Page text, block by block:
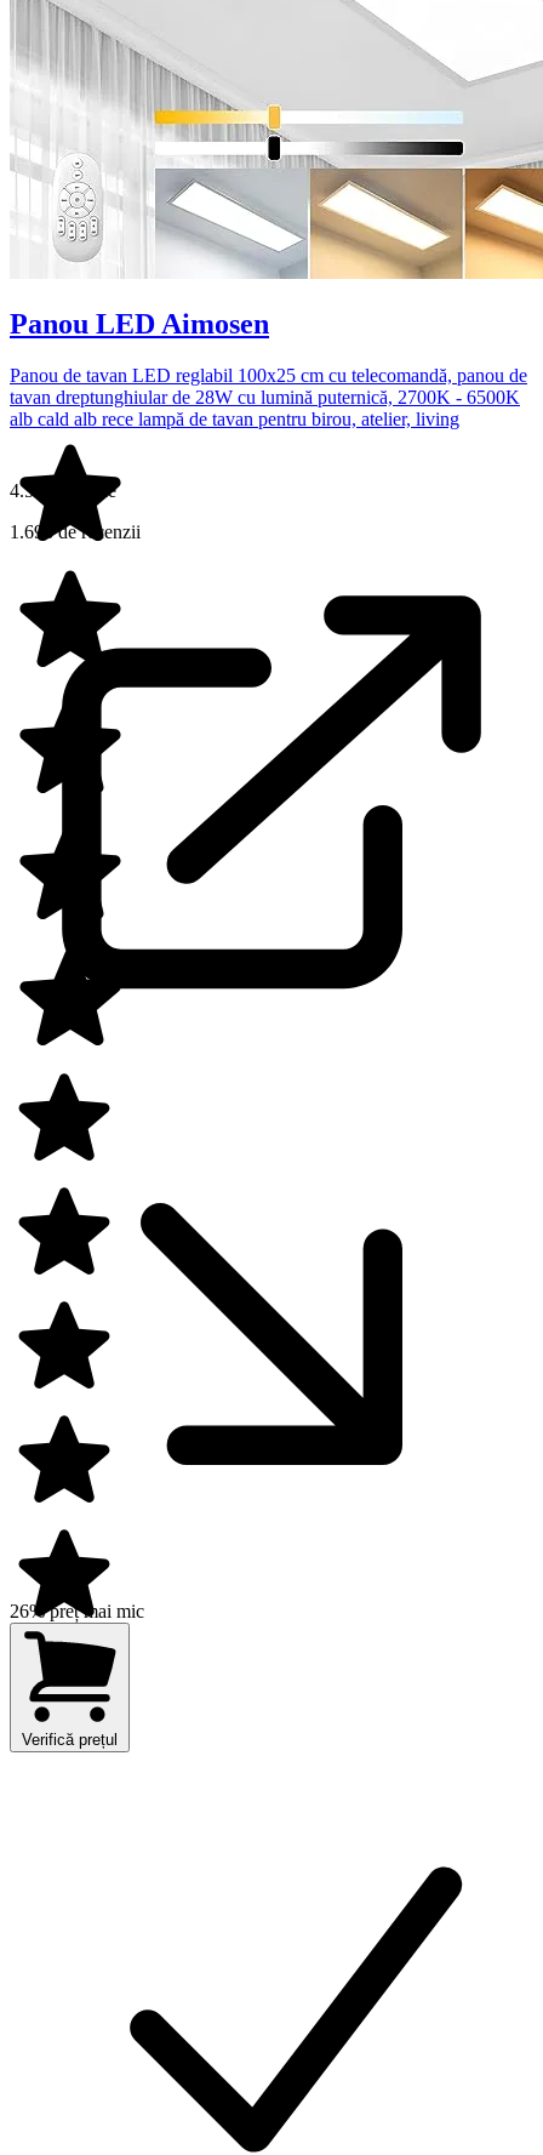
Panou LED Aimosen
Panou de tavan LED reglabil 100x25 cm cu telecomandă, panou de
tavan dreptunghiular de 28W cu lumină puternică, 2700K - 6500K
alb cald alb rece lampă de tavan pentru birou, atelier, living
4.5 din 5 stele
1.698 de recenzii
26% preț mai mic
Verifică prețul